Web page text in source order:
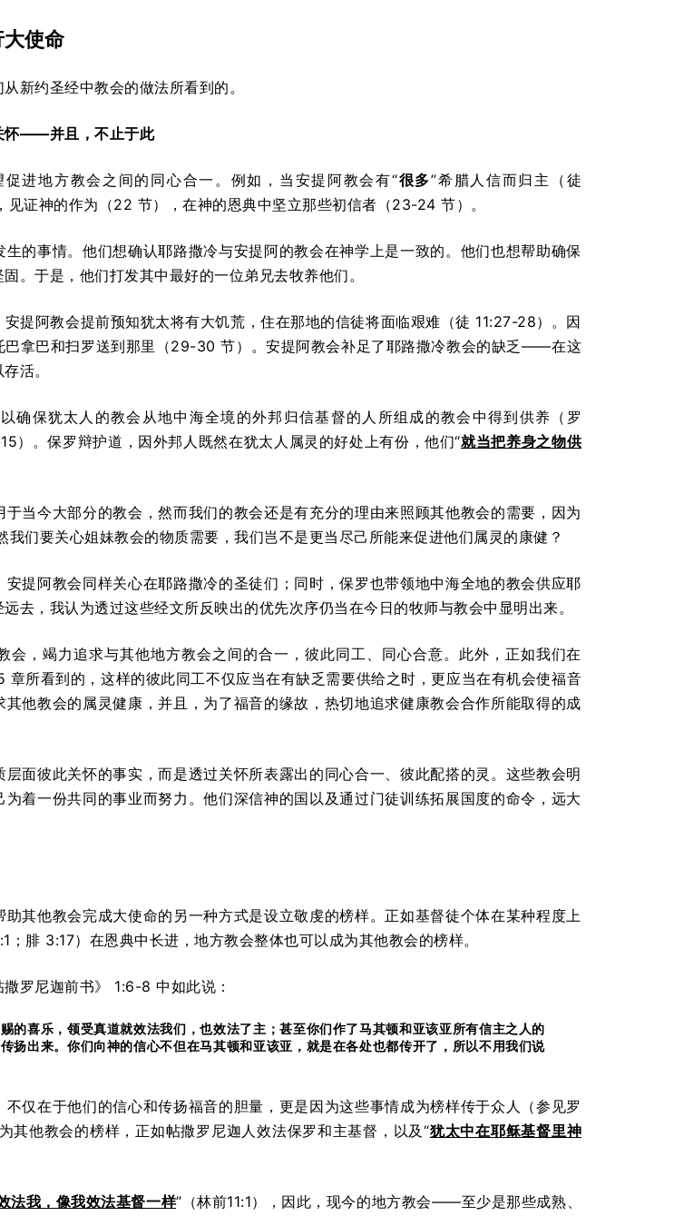
使命
新约圣经中教会的做法所看到的。
怀——并且，不止于此
进地方教会之间的同心合一。例如，当安提阿教会有“很多”希腊人信而归主（徒
见证神的作为（22 节），在神的恩典中坚立那些初信者（23-24 节）。
的事情。他们想确认耶路撒冷与安提阿的教会在神学上是一致的。他们也想帮助确保
。于是，他们打发其中最好的一位弟兄去牧养他们。
提阿教会提前预知犹太将有大饥荒，住在那地的信徒将面临艰难（徒 11:27-28）。因
巴拿巴和扫罗送到那里（29-30 节）。安提阿教会补足了耶路撒冷教会的缺乏——在这
活。
确保犹太人的教会从地中海全境的外邦归信基督的人所组成的教会中得到供养（罗
）。保罗辩护道，因外邦人既然在犹太人属灵的好处上有份，他们“就当把养身之物供
当今大部分的教会，然而我们的教会还是有充分的理由来照顾其他教会的需要，因为
们要关心姐妹教会的物质需要，我们岂不是更当尽己所能来促进他们属灵的康健？
提阿教会同样关心在耶路撒冷的圣徒们；同时，保罗也带领地中海全地的教会供应耶
去，我认为透过这些经文所反映出的优先次序仍当在今日的牧师与教会中显明出来。
会，竭力追求与其他地方教会之间的合一，彼此同工、同心合意。此外，正如我们在
章所看到的，这样的彼此同工不仅应当在有缺乏需要供给之时，更应当在有机会使福音
他教会的属灵健康，并且，为了福音的缘故，热切地追求健康教会合作所能取得的成
面彼此关怀的事实，而是透过关怀所表露出的同心合一、彼此配搭的灵。这些教会明
着一份共同的事业而努力。他们深信神的国以及通过门徒训练拓展国度的命令，远大
其他教会完成大使命的另一种方式是设立敬虔的榜样。正如基督徒个体在某种程度上
；腓 3:17）在恩典中长进，地方教会整体也可以成为其他教会的榜样。
罗尼迦前书》 1:6-8 中如此说：
的喜乐，领受真道就效法我们，也效法了主；甚至你们作了马其顿和亚该亚所有信主之人的
扬出来。你们向神的信心不但在马其顿和亚该亚，就是在各处也都传开了，所以不用我们说
仅在于他们的信心和传扬福音的胆量，更是因为这些事情成为榜样传于众人（参见罗
其他教会的榜样，正如帖撒罗尼迦人效法保罗和主基督，以及“犹太中在耶稣基督里神
法我，像我效法基督一样”（林前11:1），因此，现今的地方教会——至少是那些成熟、